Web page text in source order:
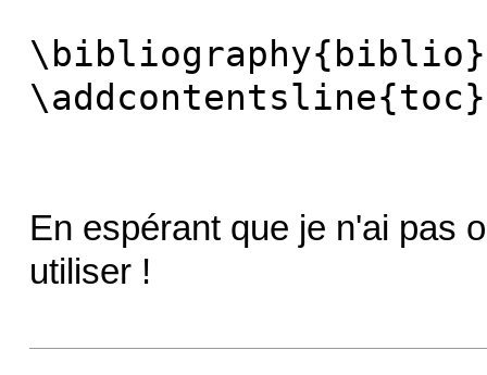
\bibliography{biblio}
En espérant que je n'ai pas
utiliser !